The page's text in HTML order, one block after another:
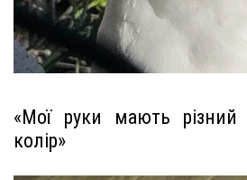
«Мої руки мають різний
колір»